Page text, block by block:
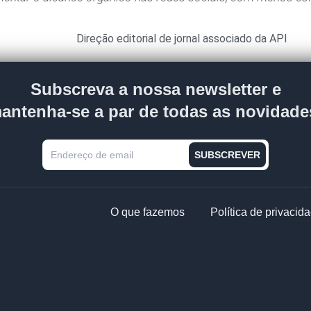
Direção editorial de jornal associado da API
Subscreva a nossa newsletter e
se a par de todas as
O que fazemos Política de